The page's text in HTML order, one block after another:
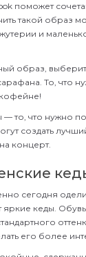
поможет
такой образ
и
образ,
То, что
— то, что нужно
создать
концерт.
сегодня
кеды.
его более